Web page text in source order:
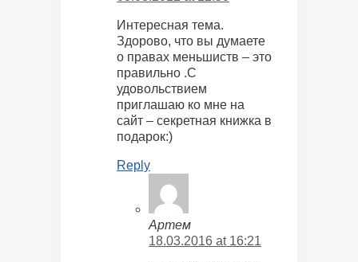
Интересная тема.
Здорово, что вы думаете
о правах меньшиств – это
правильно .С
удовольствием
приглашаю ко мне на
сайт – секретная книжка в
подарок:)
Reply
Артем
18.03.2016 at 16:21